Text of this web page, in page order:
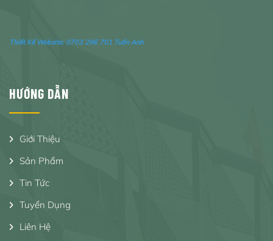
Thiết Kế Website: 0703 296 701 Tuấn Anh
HƯỚNG DẪN
Giới Thiệu
Sản Phẩm
Tin Tức
Tuyển Dụng
Liên Hệ